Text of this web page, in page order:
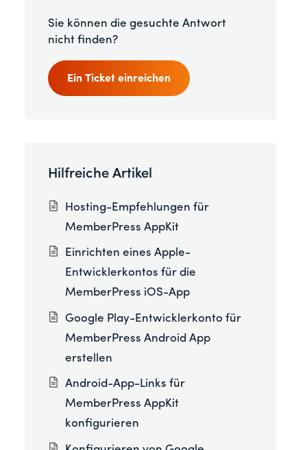
Sie können die gesuchte Antwort
nicht finden?
Ein Ticket einreichen
Hilfreiche Artikel
Hosting-Empfehlungen für
MemberPress AppKit
Einrichten eines Apple-
Entwicklerkontos für die
MemberPress iOS-App
Google Play-Entwicklerkonto für
MemberPress Android App
erstellen
Android-App-Links für
MemberPress AppKit
konfigurieren